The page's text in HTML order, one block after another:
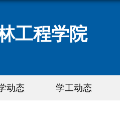
工程学院
动态 学工动态